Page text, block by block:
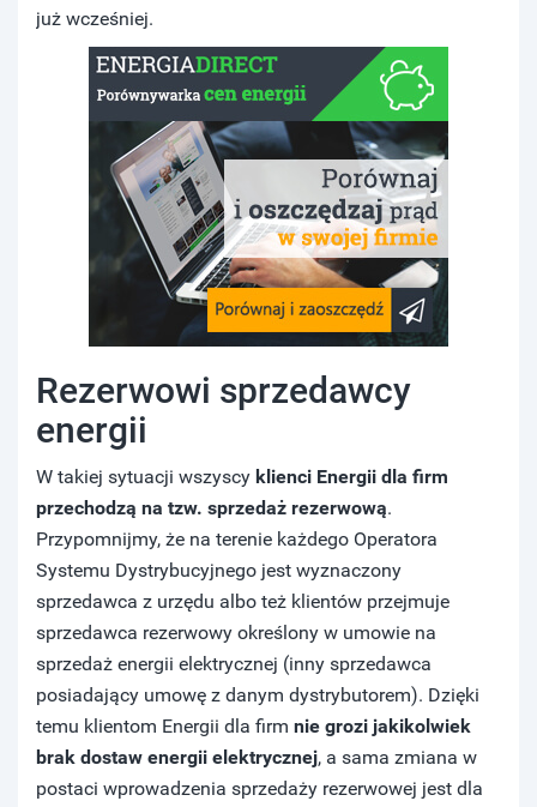
już wcześniej.
Rezerwowi sprzedawcy
energii
W takiej sytuacji wszyscy klienci Energii dla firm
przechodzą na tzw. sprzedaż rezerwową.
Przypomnijmy, że na terenie każdego Operatora
Systemu Dystrybucyjnego jest wyznaczony
sprzedawca z urzędu albo też klientów przejmuje
sprzedawca rezerwowy określony w umowie na
sprzedaż energii elektrycznej (inny sprzedawca
posiadający umowę z danym dystrybutorem). Dzięki
temu klientom Energii dla firm nie grozi jakikolwiek
brak dostaw energii elektrycznej, a sama zmiana w
postaci wprowadzenia sprzedaży rezerwowej jest dla